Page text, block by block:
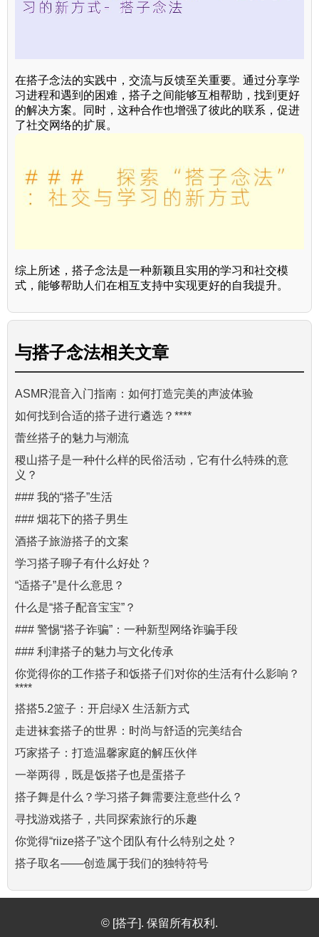
在搭子念法的实践中，交流与反馈至关重要。通过分享学
习进程和遇到的困难，搭子之间能够互相帮助，找到更好
的解决方案。同时，这种合作也增强了彼此的联系，促进
了社交网络的扩展。
综上所述，搭子念法是一种新颖且实用的学习和社交模
式，能够帮助人们在相互支持中实现更好的自我提升。
与搭子念法相关文章
ASMR混音入门指南：如何打造完美的声波体验
如何找到合适的搭子进行遴选？****
蕾丝搭子的魅力与潮流
稷山搭子是一种什么样的民俗活动，它有什么特殊的意
义？
### 我的“搭子”生活
### 烟花下的搭子男生
酒搭子旅游搭子的文案
学习搭子聊子有什么好处？
“适搭子”是什么意思？
什么是“搭子配音宝宝”？
### 警惕“搭子诈骗”：一种新型网络诈骗手段
### 利津搭子的魅力与文化传承
你觉得你的工作搭子和饭搭子们对你的生活有什么影响？
****
搭搭5.2篮子：开启绿X 生活新方式
走进袜套搭子的世界：时尚与舒适的完美结合
巧家搭子：打造温馨家庭的解压伙伴
一举两得，既是饭搭子也是蛋搭子
搭子舞是什么？学习搭子舞需要注意些什么？
寻找游戏搭子，共同探索旅行的乐趣
你觉得“riize搭子”这个团队有什么特别之处？
搭子取名——创造属于我们的独特符号
© [搭子]. 保留所有权利.